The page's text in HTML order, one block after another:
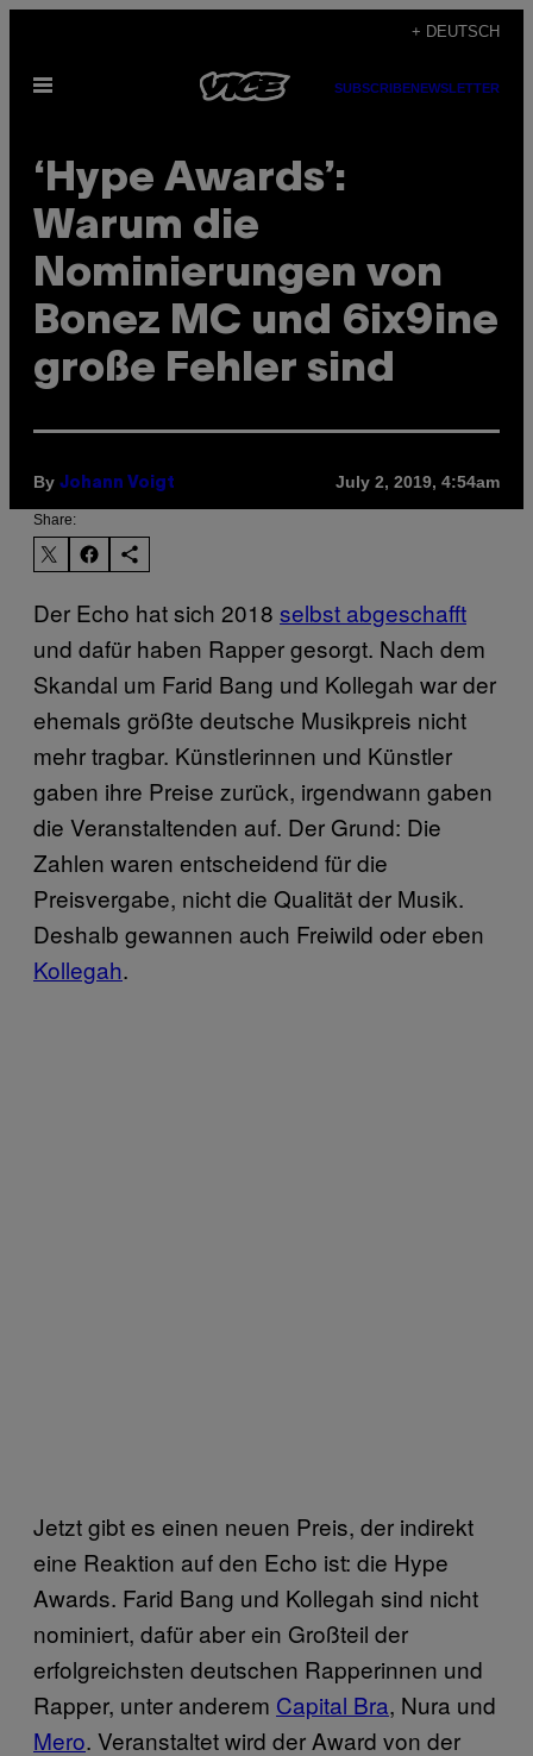
content
+ DEUTSCH
Open
SUBSCRIBENEWSLETTER
‘Hype Awards’:
Warum die
Nominierungen von
Bonez MC und 6ix9ine
große Fehler sind
By Johann Voigt July 2, 2019, 4:54am
Share:
Der Echo hat sich 2018 selbst abgeschafft
und dafür haben Rapper gesorgt. Nach dem
Skandal um Farid Bang und Kollegah war der
ehemals größte deutsche Musikpreis nicht
mehr tragbar. Künstlerinnen und Künstler
gaben ihre Preise zurück, irgendwann gaben
die Veranstaltenden auf. Der Grund: Die
Zahlen waren entscheidend für die
Preisvergabe, nicht die Qualität der Musik.
Deshalb gewannen auch Freiwild oder eben
Kollegah.
Jetzt gibt es einen neuen Preis, der indirekt
eine Reaktion auf den Echo ist: die Hype
Awards. Farid Bang und Kollegah sind nicht
nominiert, dafür aber ein Großteil der
erfolgreichsten deutschen Rapperinnen und
Rapper, unter anderem Capital Bra, Nura und
Mero. Veranstaltet wird der Award von der